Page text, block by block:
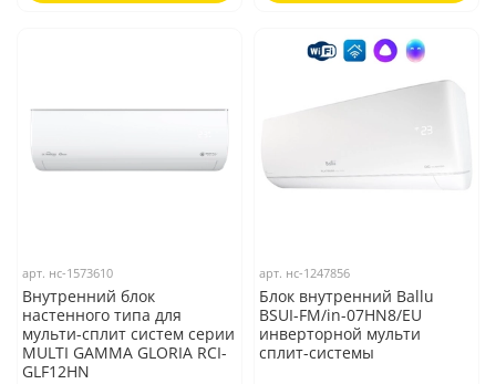
арт. нс-1573610
Внутренний блок
настенного типа для
мульти-сплит систем серии
MULTI GAMMA GLORIA RCI-
GLF12HN
арт. нс-1247856
Блок внутренний Ballu
BSUI-FM/in-07HN8/EU
инверторной мульти
сплит-системы